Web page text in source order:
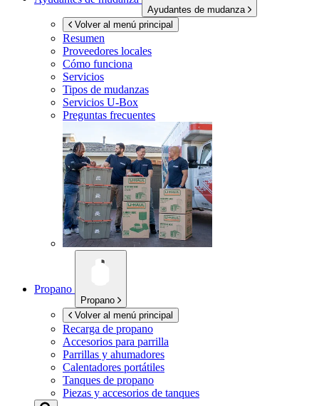
Ayudantes de mudanza
Volver al menú principal
Resumen
Proveedores locales
Cómo funciona
Servicios
Tipos de mudanzas
Servicios U-Box
Preguntas frecuentes
Propano
Propano
Volver al menú principal
Recarga de propano
Accesorios para parrilla
Parrillas y ahumadores
Calentadores portátiles
Tanques de propano
Piezas y accesorios de tanques